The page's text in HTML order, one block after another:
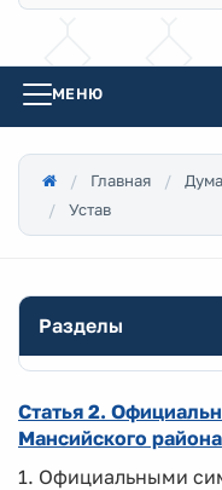
МЕНЮ
Главная
Устав
Разделы
Статья 2.
Мансийского района
1. Официальными